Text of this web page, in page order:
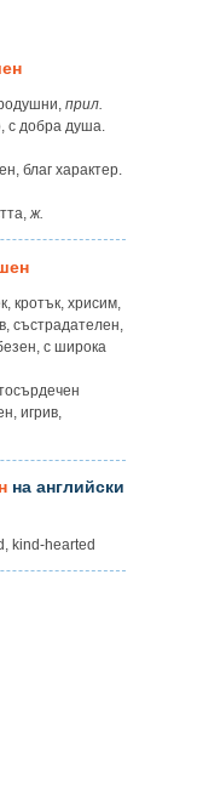
прил.
с добра душа.
благ характер.
ж.
кротък, хрисим,
състрадателен,
с широка
игрив,
на английски
kind-hearted